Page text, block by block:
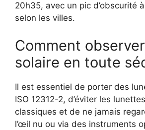
20h35, avec un pic d’obscurité
selon les villes.
Comment observer
solaire en toute
Il est essentiel de porter des
ISO 12312-2, d’éviter les
classiques et de ne jamais
l’œil nu ou via des instruments